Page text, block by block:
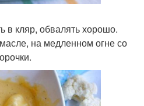
в кляр, обвалять хорошо.
на медленном огне со